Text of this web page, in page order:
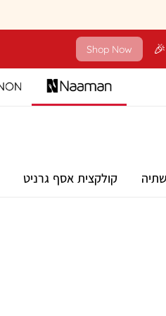
Shop Now
קולקצית אסף גרניט